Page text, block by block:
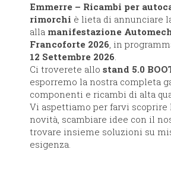
Emmerre – Ricambi per
rimorchi è lieta di annunciare
alla manifestazione
Francoforte 2026, in
12 Settembre 2026.
Ci troverete allo stand 5.0
esporremo la nostra completa
componenti e ricambi di alta
Vi aspettiamo per farvi
novità, scambiare idee con il
trovare insieme soluzioni su
esigenza.